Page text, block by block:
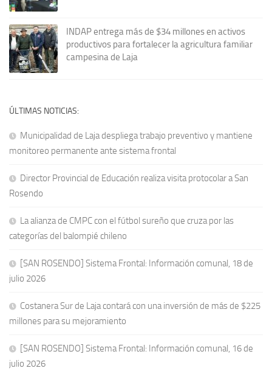
INDAP entrega más de $34 millones en activos
productivos para fortalecer la agricultura familiar
campesina de Laja
ÚLTIMAS NOTICIAS:
Municipalidad de Laja despliega trabajo preventivo y mantiene
monitoreo permanente ante sistema frontal
Director Provincial de Educación realiza visita protocolar a San
Rosendo
La alianza de CMPC con el fútbol sureño que cruza por las
categorías del balompié chileno
[SAN ROSENDO] Sistema Frontal: Información comunal, 18 de
julio 2026
Costanera Sur de Laja contará con una inversión de más de $225
millones para su mejoramiento
[SAN ROSENDO] Sistema Frontal: Información comunal, 16 de
julio 2026